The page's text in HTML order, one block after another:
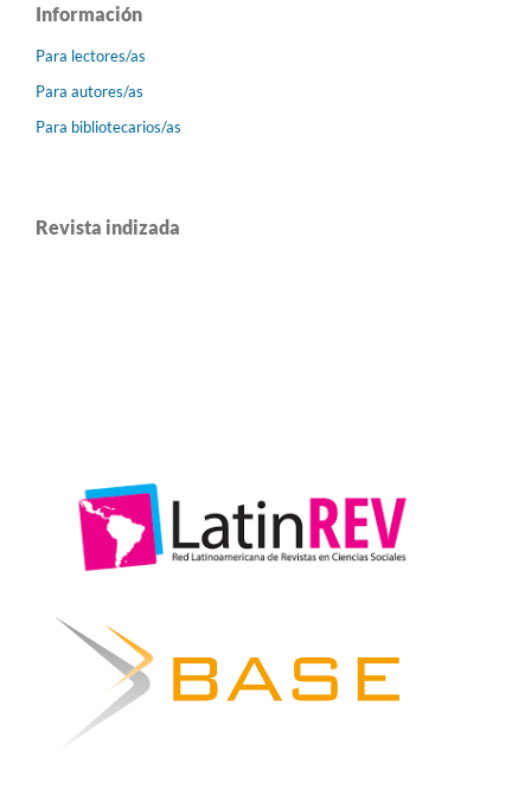
Información
Para lectores/as
Para autores/as
Para bibliotecarios/as
Revista indizada